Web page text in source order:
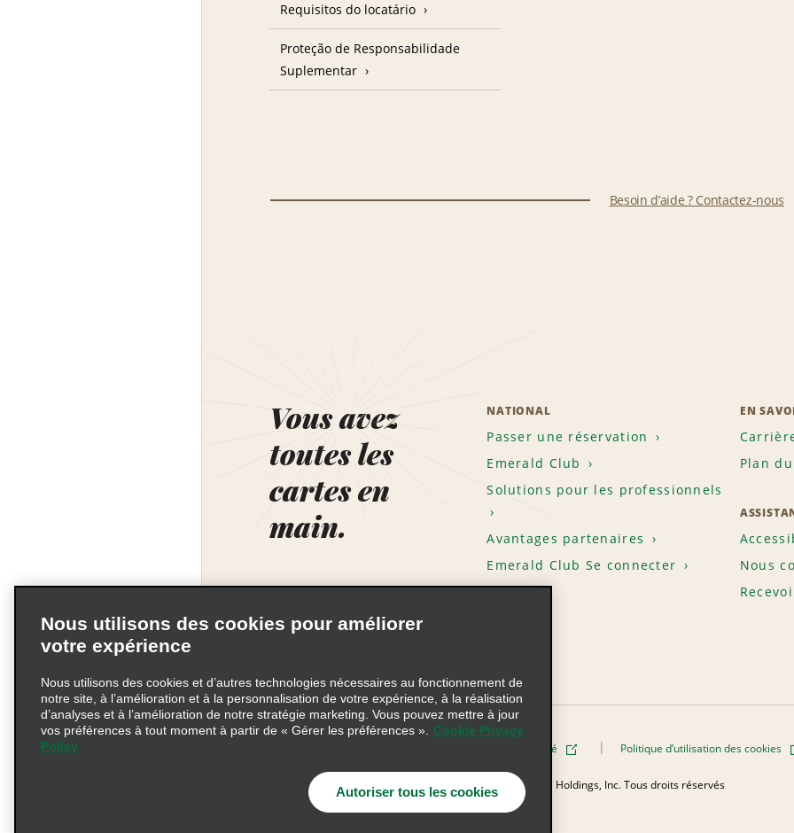
Requisitos do locatário
Proteção de Responsabilidade
Suplementar
Besoin d’aide ? Contactez-nous
Vous avez
toutes les
cartes en
main.
NATIONAL
Passer une réservation
Emerald Club
Solutions pour les professionnels
Avantages partenaires
Emerald Club Se connecter
EN
Plan
Nous
Politique de confidentialité Politique d’utilisation des cookies
Information précontractuelle © 2026 Enterprise Holdings, Inc. Tous droits réservés
Nous utilisons des cookies pour améliorer
votre expérience
Nous utilisons des cookies et d’autres technologies nécessaires au fonctionnement de
notre site, à l’amélioration et à la personnalisation de votre expérience, à la réalisation
d’analyses et à l’amélioration de notre stratégie marketing. Vous pouvez mettre à jour
vos préférences à tout moment à partir de « Gérer les préférences ».
Cookie Privacy
Policy
Autoriser tous les cookies